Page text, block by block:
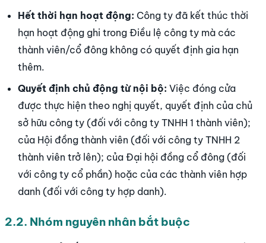
Hết thời hạn hoạt động: Công ty đã kết thúc thời
hạn hoạt động ghi trong Điều lệ công ty mà các
thành viên/cổ đông không có quyết định gia hạn
thêm.
Quyết định chủ động từ nội bộ: Việc đóng cửa
được thực hiện theo nghị quyết, quyết định của chủ
sở hữu công ty (đối với công ty TNHH 1 thành viên);
của Hội đồng thành viên (đối với công ty TNHH 2
thành viên trở lên); của Đại hội đồng cổ đông (đối
với công ty cổ phần) hoặc của các thành viên hợp
danh (đối với công ty hợp danh).
2.2. Nhóm nguyên nhân bắt buộc